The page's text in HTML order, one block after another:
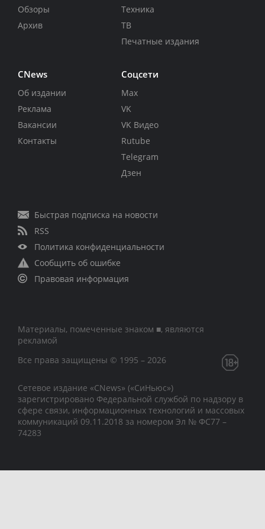
Обзоры
Архив
Техника
ТВ
Печатные издания
CNews
Об издании
Реклама
Вакансии
Контакты
Соцсети
Max
VK
VK Видео
Rutube
Telegram
Дзен
Быстрая подписка на новости
RSS
Политика конфиденциальности
Сообщить об ошибке
Правовая информация
Материалы, помеченные знаком ■, являются
рекламой
Все права защищены © 1995 – 2026
Сетевое издание «CNews» («СиНьюс»)
зарегистрировано Федеральной службой по надзору в
сфере связи, информационных технологий и массовых
коммуникаций 09.11.2018 за номером Эл № ФС77 –
74283